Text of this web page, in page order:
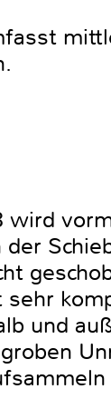
wird
und